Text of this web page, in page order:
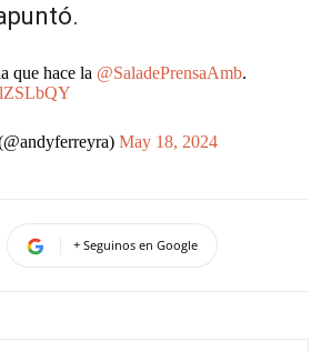
que hace la @SaladePrensaAmb.
May 18, 2024
+ Seguinos en Google